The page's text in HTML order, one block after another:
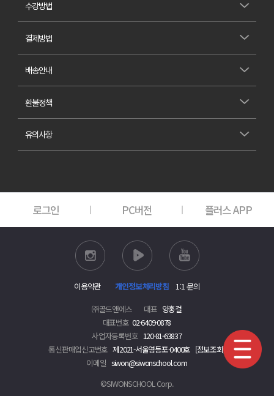
수강방법
결제방법
배송안내
환불정책
유의사항
로그인 PC버전 플러스 APP
이용약관 개인정보처리방침
1:1 문의
㈜골드앤에스
대표 양홍걸
대표번호 02-6409-0878
사업자등록번호 120-81-63837
통신판매업신고번호 제2021-서울영등포-0400호 [정보조회]
이메일 siwon@siwonschool.com
©SIWONSCHOOL Corp.